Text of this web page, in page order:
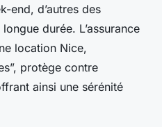
end, d’autres des
durée. L’assurance
location Nice,
protège contre
ainsi une sérénité